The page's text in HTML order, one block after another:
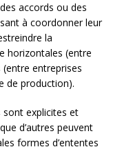
accords ou des
à coordonner leur
la
horizontales (entre
entreprises
de production).
sont explicites et
d’autres peuvent
formes d’ententes